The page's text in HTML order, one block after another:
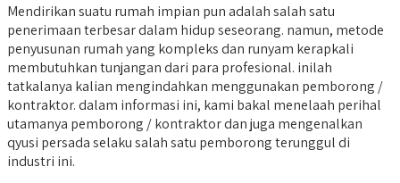
Mendirikan suatu rumah impian pun adalah salah satu
penerimaan terbesar dalam hidup seseorang. namun, metode
penyusunan rumah yang kompleks dan runyam kerapkali
membutuhkan tunjangan dari para profesional. inilah
tatkalanya kalian mengindahkan menggunakan pemborong /
kontraktor. dalam informasi ini, kami bakal menelaah perihal
utamanya pemborong / kontraktor dan juga mengenalkan
qyusi persada selaku salah satu pemborong terunggul di
industri ini.